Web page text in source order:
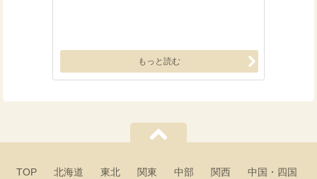
もっと読む
TOP 北海道 東北 関東 中部 関西 中国・四国